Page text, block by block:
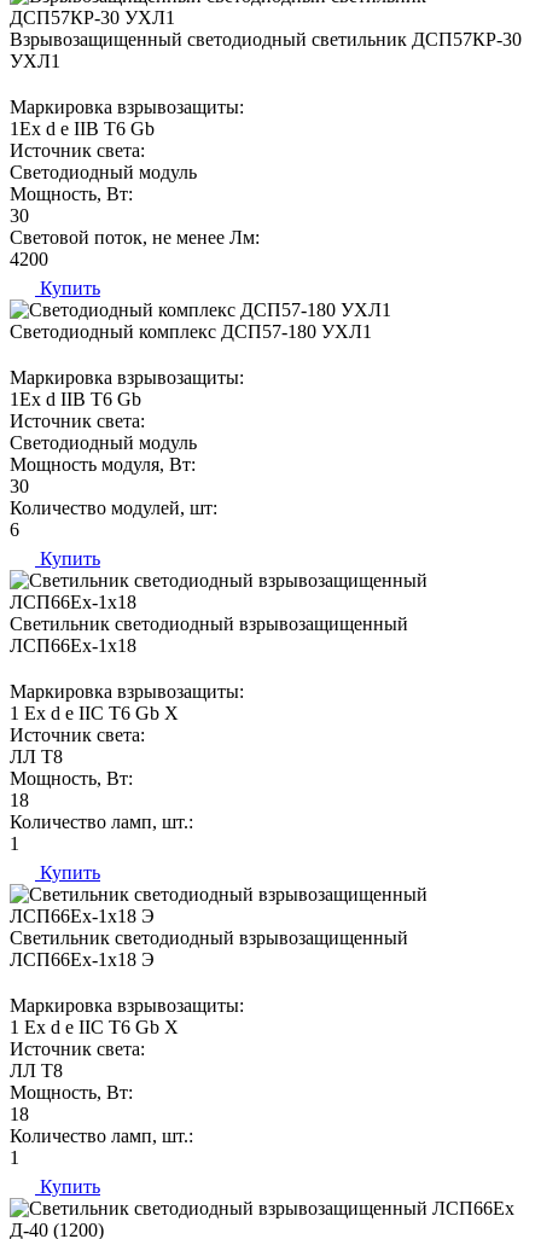
Взрывозащищенный светодиодный светильник ДСП57КР-30
УХЛ1
Маркировка взрывозащиты:
1Ех d е IIВ T6 Gb
Источник света:
Светодиодный модуль
Мощность, Вт:
30
Световой поток, не менее Лм:
4200
Купить
Светодиодный комплекс ДСП57-180 УХЛ1
Маркировка взрывозащиты:
1Ех d IIВ T6 Gb
Источник света:
Светодиодный модуль
Мощность модуля, Вт:
30
Количество модулей, шт:
6
Купить
Светильник светодиодный взрывозащищенный
ЛСП66Ех-1х18
Маркировка взрывозащиты:
1 Ех d e IIC T6 Gb X
Источник света:
ЛЛ Т8
Мощность, Вт:
18
Количество ламп, шт.:
1
Купить
Светильник светодиодный взрывозащищенный
ЛСП66Ех-1х18 Э
Маркировка взрывозащиты:
1 Ех d e IIC T6 Gb X
Источник света:
ЛЛ Т8
Мощность, Вт:
18
Количество ламп, шт.:
1
Купить